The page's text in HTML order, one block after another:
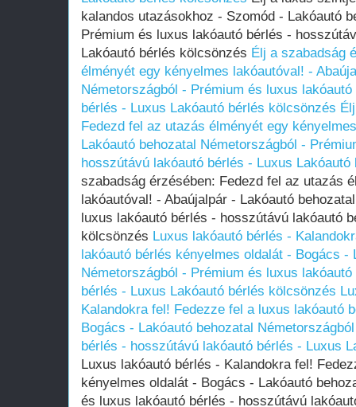
kalandos utazásokhoz - Szomód - Lakóautó
Prémium és luxus lakóautó bérlés -
Lakóautó bérlés kölcsönzés Élj a szabadság
élményét egy kényelmes lakóautóval! -
Németországból - Prémium és luxus
bérlés - Luxus Lakóautó bérlés kölcsönzés
Fedezd fel az utazás élményét egy
Lakóautó behozatal Németországból -
hosszútávú lakóautó bérlés - Luxus
szabadság érzésében: Fedezd fel az utazás
lakóautóval! - Abaújalpár - Lakóautó
luxus lakóautó bérlés - hosszútávú lakóautó
kölcsönzés Luxus lakóautó bérlés -
lakóautó bérlés kényelmes oldalát - Bogács -
Németországból - Prémium és luxus
bérlés - Luxus Lakóautó bérlés kölcsönzés
Kalandokra fel! Fedezze fel a luxus lakóautó
Bogács - Lakóautó behozatal
bérlés - hosszútávú lakóautó bérlés - Luxus
Luxus lakóautó bérlés - Kalandokra fel!
kényelmes oldalát - Bogács - Lakóautó
és luxus lakóautó bérlés - hosszútávú